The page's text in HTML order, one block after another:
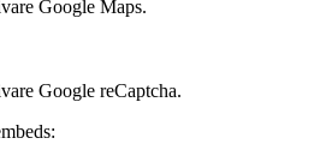
Google Maps.
Google reCaptcha.